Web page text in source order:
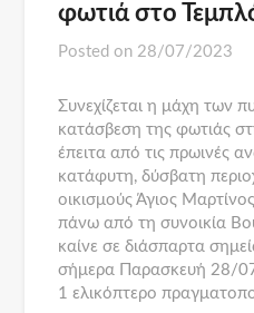
φωτιά στο
Posted on 28/07/2023
Συνεχίζεται η μάχη των
κατάσβεση της φωτιάς
έπειτα από τις πρωινές
κατάφυτη, δύσβατη
οικισμούς Άγιος
πάνω από τη συνοικία
καίνε σε διάσπαρτα
σήμερα Παρασκευή 28/
1 ελικόπτερο